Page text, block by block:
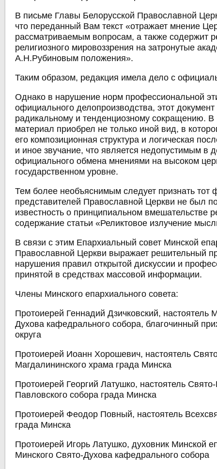
В письме Главы Белорусской Православной
что переданный Вам текст «отражает мнение
рассматриваемым вопросам, а также содержит
религиозного мировоззрения на затронутые
А.Н.Рубиновым положения».
Таким образом, редакция имела дело с
Однако в нарушение норм профессиональной
официального делопроизводства, этот
радикальному и тенденциозному сокращению. В
материал приобрел не только иной вид, в
его композиционная структура и логическая
и иное звучание, что является недопустимым в
официального обмена мнениями на высоком
государственном уровне.
Тем более необъяснимым следует признать тот
представителей Православной Церкви не был
известность о принципиальном вмешательстве
содержание статьи «Реликтовое излучение
В связи с этим Епархиальный совет Минской
Православной Церкви выражает решительный
нарушения правил открытой дискуссии и
принятой в средствах массовой информации.
Члены Минского епархиального совета:
Протоиерей Геннадий Дзичковский, настоятель
Духова кафедрального собора, благочинный
округа
Протоиерей Иоанн Хорошевич, настоятель
Магдалининского храма града Минска
Протоиерей Георгий Латушко, настоятель
Павловского собора града Минска
Протоиерей Феодор Повный, настоятель
града Минска
Протоиерей Игорь Латушко, духовник Минской
Минского Свято-Духова кафедрального собора